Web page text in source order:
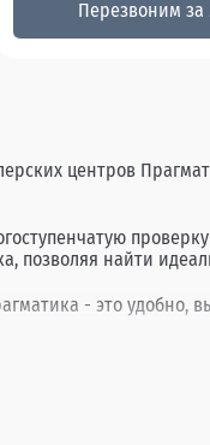
Перезвоним за
центров
позволяя найти
- это удобно,